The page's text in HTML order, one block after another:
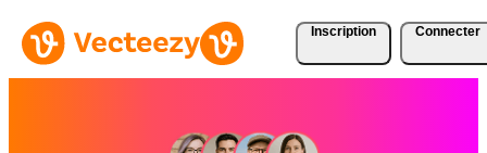
Inscription Connecter